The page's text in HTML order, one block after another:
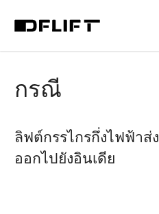
กรณี
ลิฟต์กรรไกรกึ่งไฟฟ้าส่ง
ออกไปยังอินเดีย